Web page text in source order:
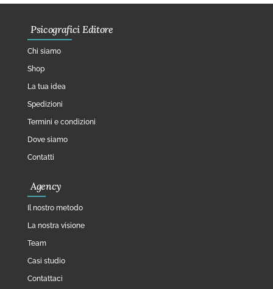
Psicografici Editore
Chi siamo
Shop
La tua idea
Spedizioni
Termini e condizioni
Dove siamo
Contatti
Agency
Il nostro metodo
La nostra visione
Team
Casi studio
Contattaci